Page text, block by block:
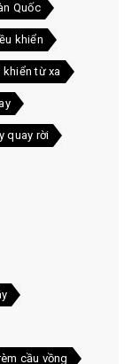
Quốc
khiển
từ xa
quay rời
cầu vồng